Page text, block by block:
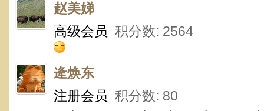
赵美娣
高级会员 积分数: 2564
逄焕东
注册会员 积分数: 80